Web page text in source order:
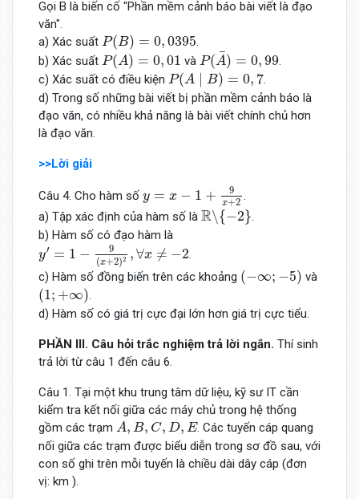
Gọi B là biến cố "Phần mềm cảnh báo bài viết là đạo
văn".
a) Xác suất P(B) = 0,0395
P(B)= 0395
.
b) Xác suất P(A) = 0,01
P(A)= 01 và P( ¯
A) = 0, 99
P(A¯) 99
.
c) Xác suất có điều kiện P(A B) = 0, 7
P(A∣ B )=0 ,
.
d) Trong số những bài viết bị phần mềm cảnh báo là
đạo văn, có nhiều khả năng là bài viết chính chủ hơn
là đạo văn.
>>Lời giải
Câu 4. Cho hàm số y = x − 1 + 9
x+2
x
.
a) Tập xác định của hàm số là R∖{−2}
R∖ {−2} .
b) Hàm số có đạo hàm là
y′ = 1 −
9
(x+2)2 ,∀x ≠ −2
y′= 1−9 (x+2)2,∀x≠−2
c) Hàm số đồng biến trên các khoảng (−∞; −5)
( ∞;− ) và
(1; +∞)
(1; ∞) .
d) Hàm số có giá trị cực đại lớn hơn giá trị cực tiểu.
PHẦN III. Câu hỏitrắc nghiệm trả lời ngắn. Thí sinh
trả lời từ câu 1 đến câu 6.
Câu 1. Tại một khu trung tâm dữ liệu, kỹ sư IT cần
kiểm tra kết nối giữa các máy chủ trong hệ thống
gồm các trạm A, B, C, D, E
A,B,C D,E
. Các tuyến cáp quang
nối giữa các trạm được biểu diễn trong sơ đồ sau, với
con số ghi trên mỗi tuyến là chiều dài dây cáp (đơn
vị: km ).